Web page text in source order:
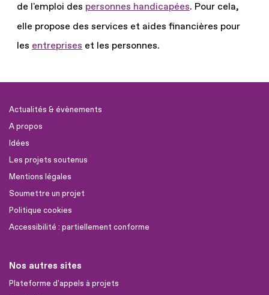
de l'emploi des personnes handicapées. Pour cela,
elle propose des services et aides financières pour
les entreprises et les personnes.
Actualités & évènements
A propos
Idées
Les projets soutenus
Mentions légales
Soumettre un projet
Politique cookies
Accessibilité : partiellement conforme
Nos autres sites
Plateforme d'appels à projets